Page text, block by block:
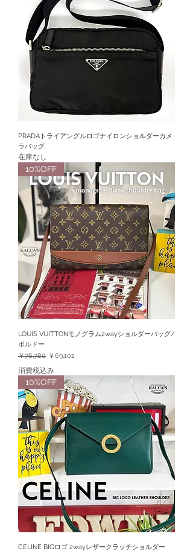
PRADAトライアングルロゴナイロンショルダーカメ
ラバッグ
在庫なし
10%OFF
LOUIS VUITTONモノグラム2wayショルダーバッグ/
ボルドー
通常価格
￥76,780 セール価格
￥69,102
消費税込み
10%OFF
CELINE BIGロゴ 2wayレザークラッチショルダー